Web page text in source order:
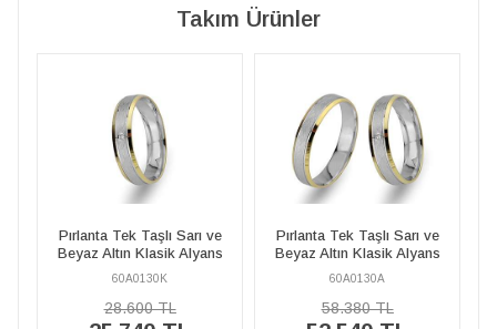
Takım Ürünler
Pırlanta Tek Taşlı Sarı ve
Beyaz Altın Klasik Alyans
60A0130A
58.380 TL
Pırlanta Tek Taşlı Sarı ve
Beyaz Altın Klasik Alyans
60A0130K
28.600 TL